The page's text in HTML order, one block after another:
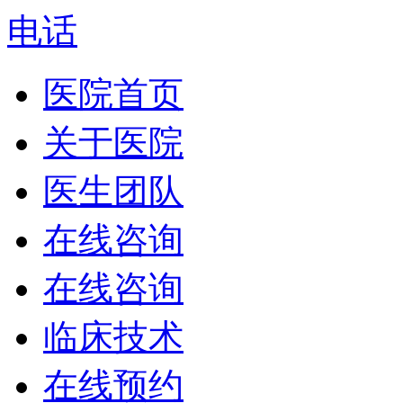
电话
医院首页
关于医院
医生团队
在线咨询
在线咨询
临床技术
在线预约